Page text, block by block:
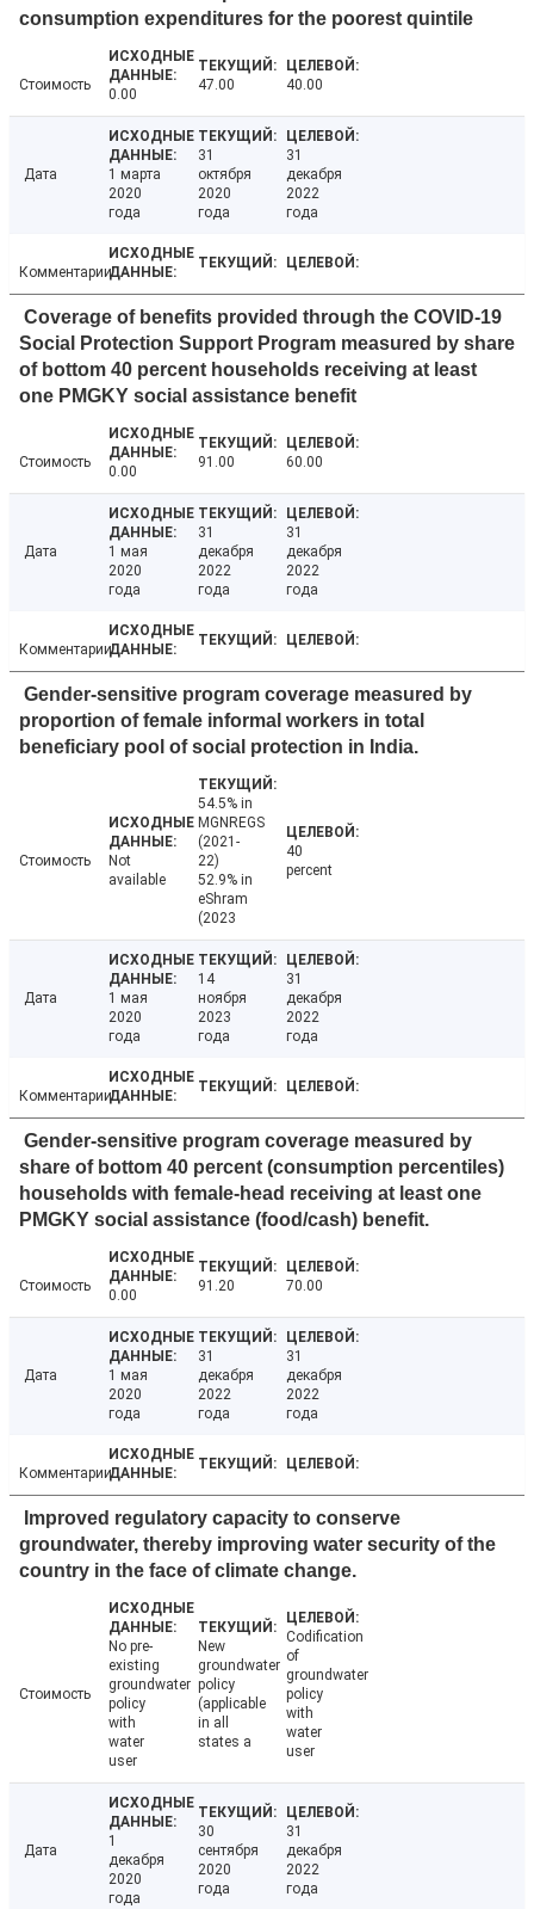
consumption expenditures for the poorest quintile
Стоимость
0.00
47.00 40.00
Дата
1 марта
2020
года
31
октября
2020
года
31
декабря
2022
года
Комментарии
Coverage of benefits provided through the COVID-19
Social Protection Support Program measured by share
of bottom 40 percent households receiving at least
one PMGKY social assistance benefit
Стоимость
0.00
91.00 60.00
Дата
1 мая
2020
года
31
декабря
2022
года
31
декабря
2022
года
Комментарии
Gender-sensitive program coverage measured by
proportion of female informal workers in total
beneficiary pool of social protection in India.
Стоимость
Not
available
54.5% in
MGNREGS
(2021-
22)
52.9% in
eShram
(2023
40
percent
Дата
1 мая
2020
года
14
ноября
2023
года
31
декабря
2022
года
Комментарии
Gender-sensitive program coverage measured by
share of bottom 40 percent (consumption percentiles)
households with female-head receiving at least one
PMGKY social assistance (food/cash) benefit.
Стоимость
0.00
91.20 70.00
Дата
1 мая
2020
года
31
декабря
2022
года
31
декабря
2022
года
Комментарии
Improved regulatory capacity to conserve
groundwater, thereby improving water security of the
country in the face of climate change.
Стоимость
No pre-
existing
groundwater
policy
with
water
user
New
groundwater
policy
(applicable
in all
states a
Codification
of
groundwater
policy
with
water
user
Дата
1
декабря
2020
года
30
сентября
2020
года
31
декабря
2022
года